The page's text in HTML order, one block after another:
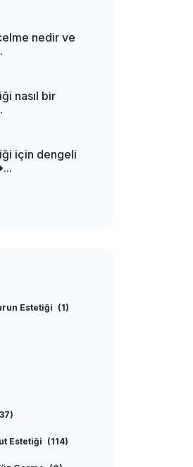
nedir ve
nasıl bir
için dengeli
Estetiği (1)
Estetiği (114)